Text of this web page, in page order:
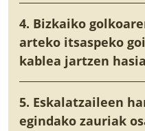
4. Bizkaiko
arteko itsaspeko
kablea jartzen
5. Eskalatzaileen
egindako zauriak